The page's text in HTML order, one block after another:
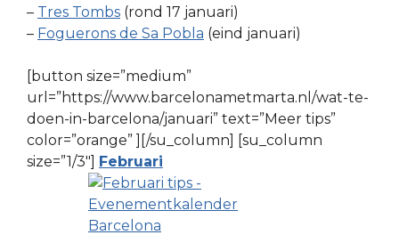
– Tres Tombs (rond 17 januari)
– Foguerons de Sa Pobla (eind januari)
[button size=”medium”
url=”https://www.barcelonametmarta.nl/wat-te-
doen-in-barcelona/januari” text=”Meer tips”
color=”orange” ][/su_column] [su_column
size=”1/3″] Februari